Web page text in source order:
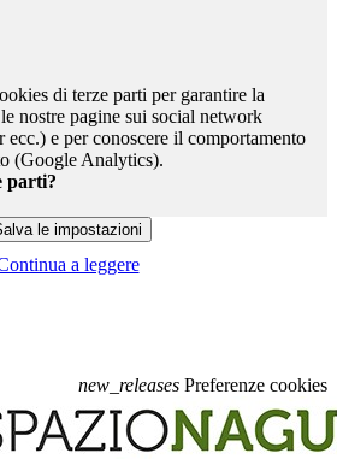
di terze parti per garantire la
nostre pagine sui social network
e per conoscere il comportamento
(Google Analytics).
parti?
a leggere
new_releases Preferenze cookies